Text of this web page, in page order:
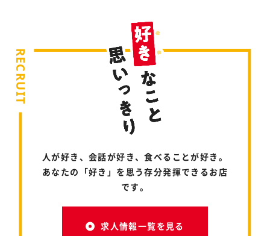
人が好き、会話が好き、食べることが好き。
あなたの「好き」を思う存分発揮できるお店
です。
求人情報一覧を見る
RECRUIT